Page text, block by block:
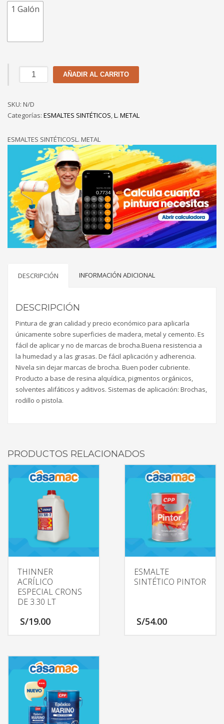
1 Galón
ESMALTE
SINTÉTICO
MATE
PATO
AÑADIR AL CARRITO
SKU: N/D
Categorías: ESMALTES SINTÉTICOS,L. METAL
ESMALTES SINTÉTICOSL. METAL
DESCRIPCIÓN INFORMACIÓN ADICIONAL
DESCRIPCIÓN
Pintura de gran calidad y precio económico para aplicarla
únicamente sobre superficies de madera, metal y cemento. Es
fácil de aplicar y no de marcas de brocha.Buena resistencia a
la humedad y a las grasas. De fácil aplicación y adherencia.
Nivela sin dejar marcas de brocha. Buen poder cubriente.
Producto a base de resina alquídica, pigmentos orgánicos,
solventes alifáticos y aditivos. Sistemas de aplicación: Brochas,
rodillo o pistola.
PRODUCTOS RELACIONADOS
THINNER
ACRÍLICO
ESPECIAL CRONS
DE 3.30 LT
S/19.00
ESMALTE
SINTÉTICO PINTOR
S/54.00